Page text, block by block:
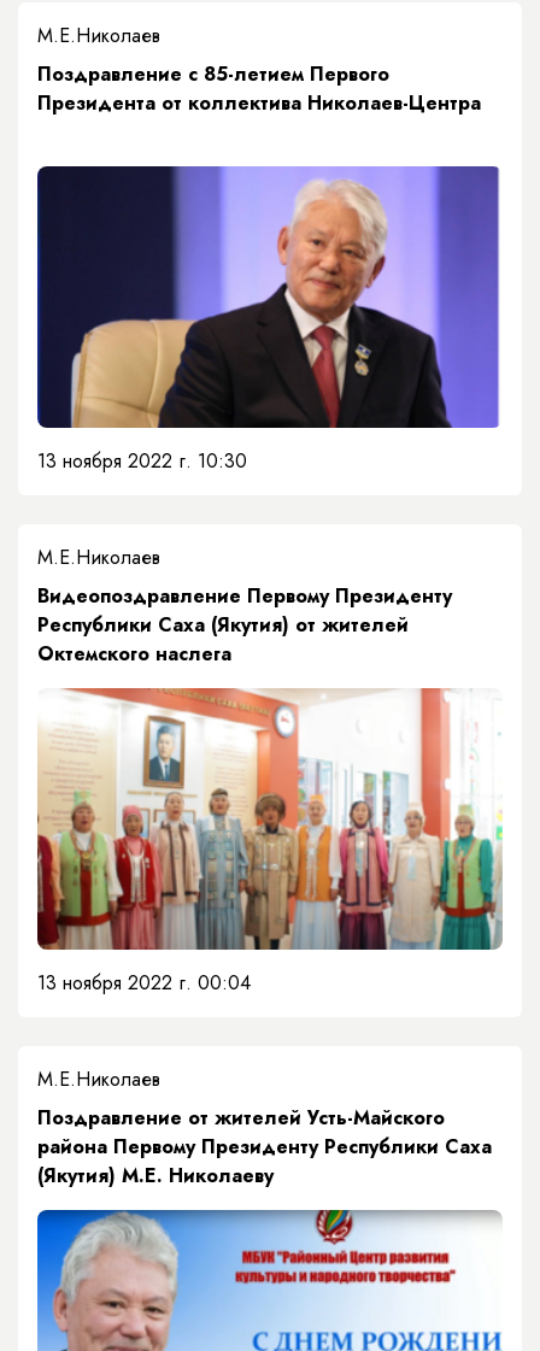
М.Е.Николаев
Поздравление с 85-летием Первого
Президента от коллектива Николаев-Центра
13 ноября 2022 г. 10:30
М.Е.Николаев
Видеопоздравление Первому Президенту
Республики Саха (Якутия) от жителей
Октемского наслега
13 ноября 2022 г. 00:04
М.Е.Николаев
Поздравление от жителей Усть-Майского
района Первому Президенту Республики Саха
(Якутия) М.Е. Николаеву